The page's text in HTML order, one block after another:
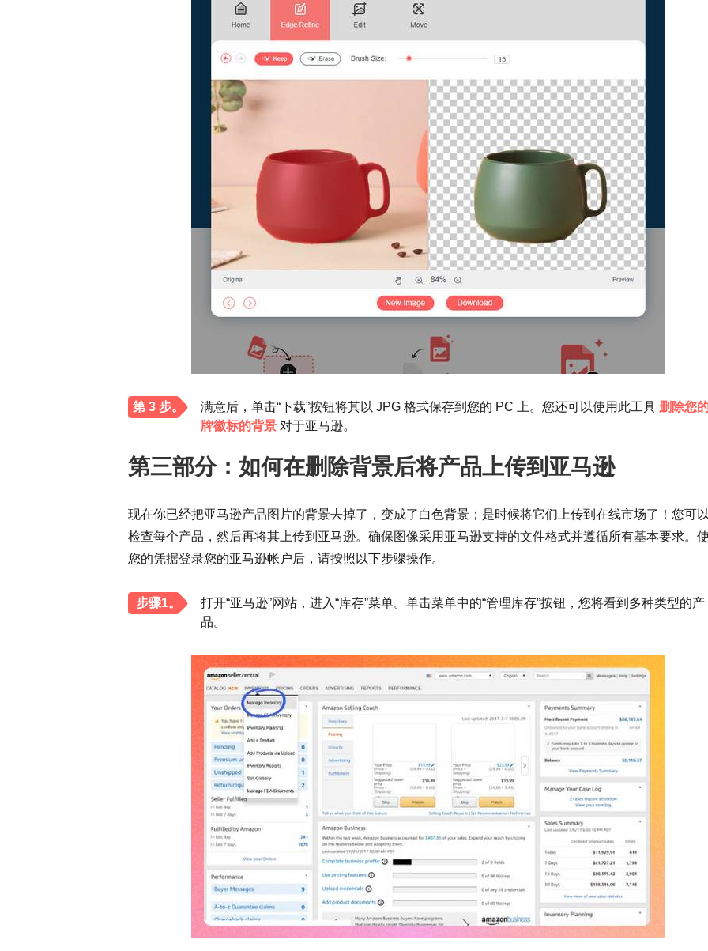
第 3 步。 满意后，单击“下载”按钮将其以 JPG 格式保存到您的 PC 上。您还可以使用此工具 删除您
牌徽标的背景 对于亚马逊。
第三部分：如何在删除背景后将产品上传到亚马逊
现在你已经把亚马逊产品图片的背景去掉了，变成了白色背景；是时候将它们上传到在线市场了！您可
检查每个产品，然后再将其上传到亚马逊。确保图像采用亚马逊支持的文件格式并遵循所有基本要求。
您的凭据登录您的亚马逊帐户后，请按照以下步骤操作。
步骤1。
打开“亚马逊”网站，进入“库存”菜单。单击菜单中的“管理库存”按钮，您将看到多种类型的产
品。